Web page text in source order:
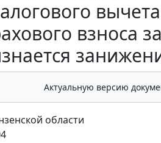
взноса
Актуальную версию
области